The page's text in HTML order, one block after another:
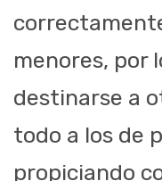
menores, por
destinarse a
todo a los de
propiciando